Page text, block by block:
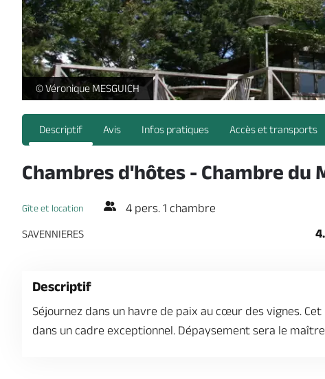
Chambres d'hôtes - Chambre du Moulin_1 -
© Véronique MESGUICH
Descriptif Avis Infos pratiques Accès et transports
Chambres d'hôtes - Chambre du
Gîte et location 4 pers. 1 chambre
SAVENNIERES
Descriptif
Séjournez dans un havre de paix au cœur des vignes.
dans un cadre exceptionnel. Dépaysement sera le